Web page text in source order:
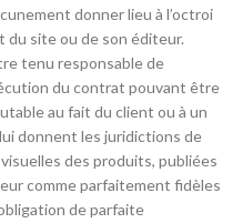
donner lieu à l’octroi
du site ou de son éditeur.
tenu responsable de
du contrat pouvant être
au fait du client ou à un
donnent les juridictions de
des produits, publiées
comme parfaitement fidèles
de parfaite